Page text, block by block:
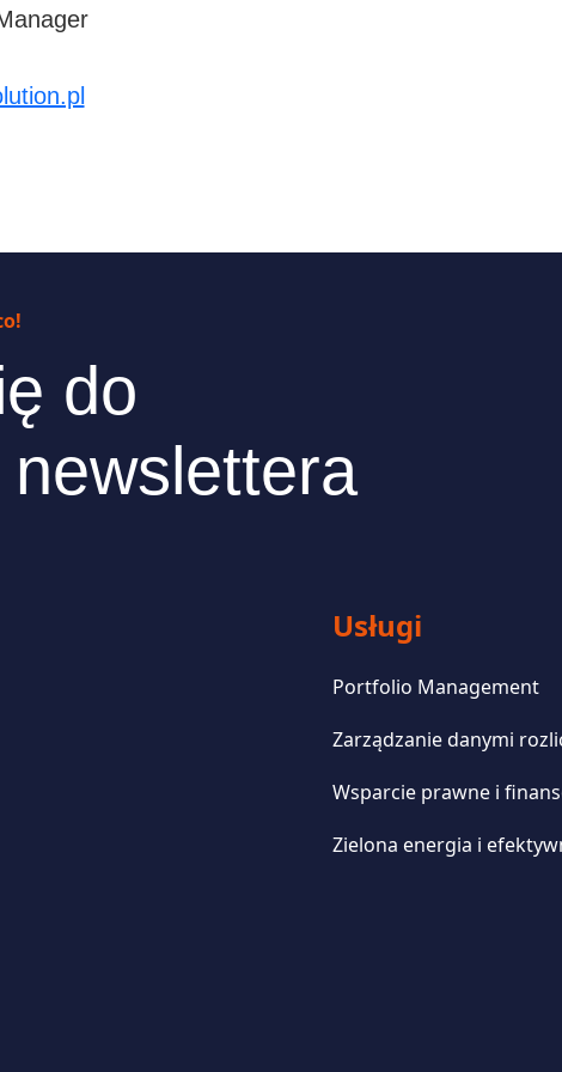
do
Usługi
Portfolio Management
Zarządzanie danymi
Wsparcie prawne i
Zielona energia i